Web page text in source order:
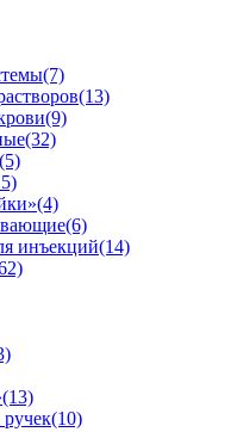
(7)
(13)
(9)
(32)
(5)
(4)
(6)
инъекций(14)
(13)
(10)